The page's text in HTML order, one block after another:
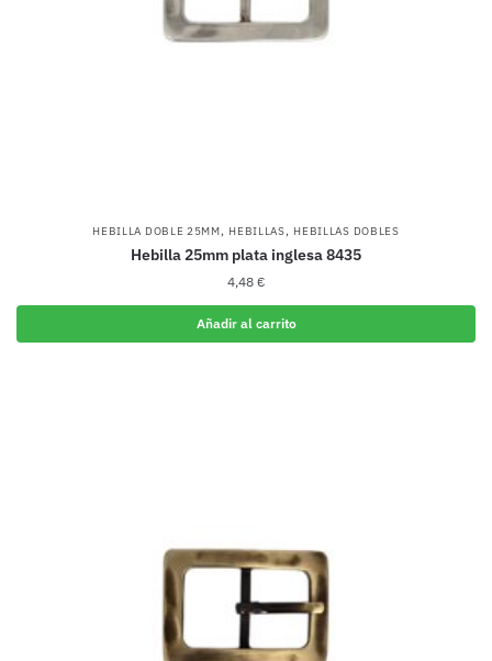
HEBILLA DOBLE 25MM, HEBILLAS, HEBILLAS DOBLES
Hebilla 25mm plata inglesa 8435
4,48 €
Añadir al carrito